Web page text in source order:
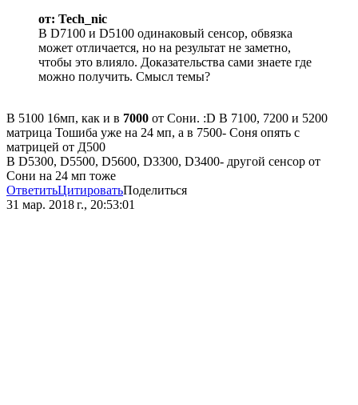
от: Tech_nic
В D7100 и D5100 одинаковый сенсор, обвязка
может отличается, но на результат не заметно,
чтобы это влияло. Доказательства сами знаете где
можно получить. Смысл темы?
В 5100 16мп, как и в 7000 от Сони. :D В 7100, 7200 и 5200
матрица Тошиба уже на 24 мп, а в 7500- Соня опять с
матрицей от Д500
В D5300, D5500, D5600, D3300, D3400- другой сенсор от
Сони на 24 мп тоже
ОтветитьЦитироватьПоделиться
31 мар. 2018 г., 20:53:01